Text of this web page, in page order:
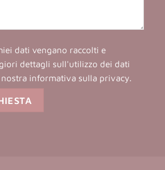
dati vengano raccolti e
dettagli sull'utilizzo dei dati
informativa sulla privacy.